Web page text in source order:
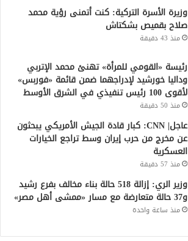
وزيرة الأسرة التركية: كنت أتمنى رؤية محمد
صلاح بقميص بشكتاش
منذ 43 دقيقة
رئيسة «القومي للمرأة» تهنئ محمد الإتربي
وداليا خورشيد لإدراجهما ضمن قائمة «فوربس»
لأقوى 100 رئيس تنفيذي في الشرق الأوسط
منذ 50 دقيقة
عاجل| CNN: كبار قادة الجيش الأمريكي يبحثون
عن مخرج من حرب إيران وسط تراجع الخيارات
العسكرية
منذ 57 دقيقة
وزير الري: إزالة 518 حالة بناء مخالف بفرع رشيد
و37 حالة متعارضة مع مسار «ممشى أهل مصر»
منذ ساعة واحدة